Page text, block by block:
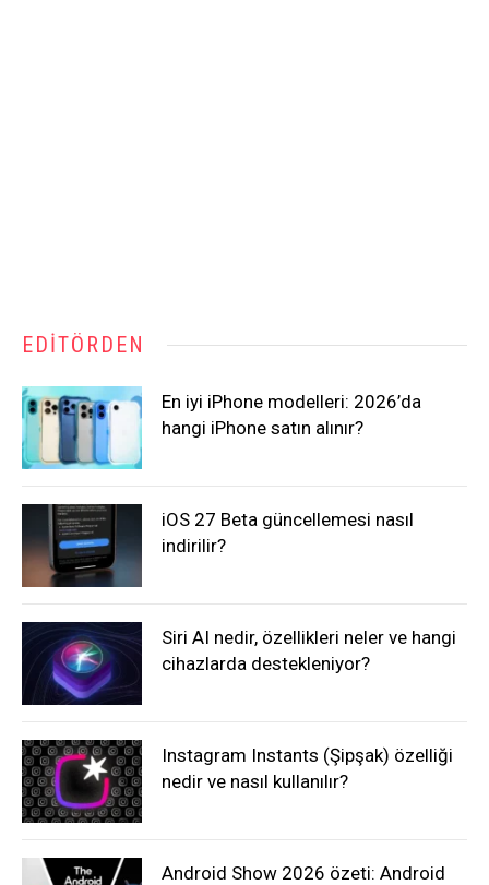
EDITÖRDEN
En iyi iPhone modelleri: 2026’da
hangi iPhone satın alınır?
iOS 27 Beta güncellemesi nasıl
indirilir?
Siri AI nedir, özellikleri neler ve hangi
cihazlarda destekleniyor?
Instagram Instants (Şipşak) özelliği
nedir ve nasıl kullanılır?
Android Show 2026 özeti: Android